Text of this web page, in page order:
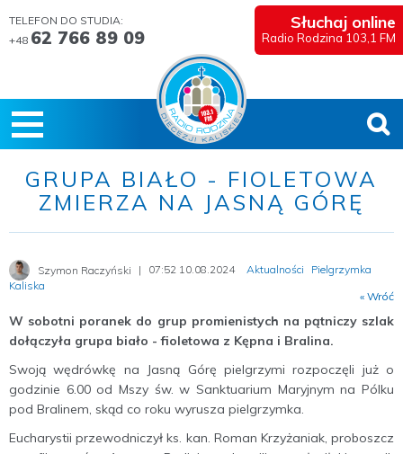
TELEFON DO STUDIA:
+48 62 766 89 09
Słuchaj online
Radio Rodzina 103,1 FM
GRUPA BIAŁO - FIOLETOWA
ZMIERZA NA JASNĄ GÓRĘ
Szymon Raczyński 07:52 10.08.2024 Aktualności
Pielgrzymka
Kaliska
« Wróć
W sobotni poranek do grup promienistych na pątniczy szlak
dołączyła grupa biało - fioletowa z Kępna i Bralina.
Swoją wędrówkę na Jasną Górę pielgrzymi rozpoczęli już o
godzinie 6.00 od Mszy św. w Sanktuarium Maryjnym na Pólku
pod Bralinem, skąd co roku wyrusza pielgrzymka.
Eucharystii przewodniczył ks. kan. Roman Krzyżaniak, proboszcz